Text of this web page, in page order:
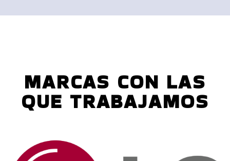
MARCAS CON LAS
QUE TRABAJAMOS